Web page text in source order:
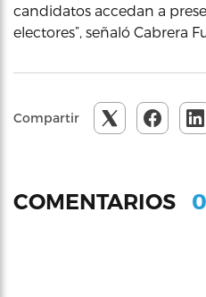
candidatos accedan a
electores”, señaló Cabrera
Compartir
COMENTARIOS 0